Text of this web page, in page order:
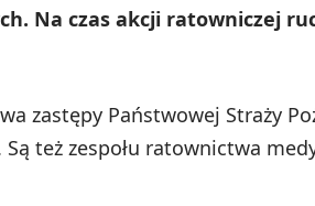
Na czas akcji ratowniczej
zastępy Państwowej Straży
Są też zespołu ratownictwa